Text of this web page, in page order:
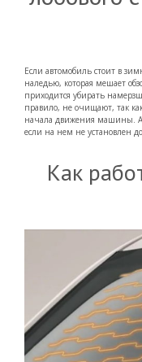
Если автомобиль стоит в
наледью, которая мешает
приходится убирать
правило, не очищают, так
начала движения машины. А
если на нем не установлен
Как